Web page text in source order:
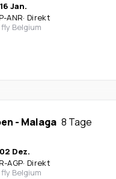
Jan.
-ANR· Direkt
fly Belgium
- Malaga 8 Tage
Dez.
-AGP· Direkt
fly Belgium